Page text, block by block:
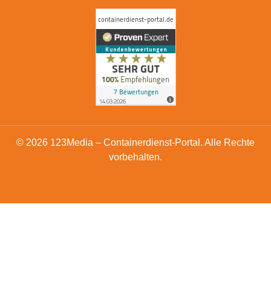
© 2026 123Media – Containerdienst-Portal. Alle Rechte
vorbehalten.